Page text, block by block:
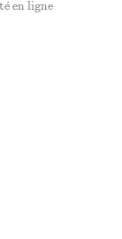
en ligne